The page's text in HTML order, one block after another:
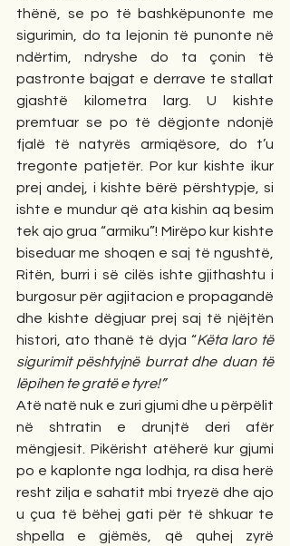
thënë, se po të bashkëpunonte me
sigurimin, do ta lejonin të punonte në
ndërtim, ndryshe do ta çonin të
pastronte bajgat e derrave te stallat
gjashtë kilometra larg. U kishte
premtuar se po të dëgjonte ndonjë
fjalë të natyrës armiqësore, do t’u
tregonte patjetër. Por kur kishte ikur
prej andej, i kishte bërë përshtypje, si
ishte e mundur që ata kishin aq besim
tek ajo grua “armiku”! Mirëpo kur kishte
biseduar me shoqen e saj të ngushtë,
Ritën, burri i së cilës ishte gjithashtu i
burgosur për agjitacion e propagandë
dhe kishte dëgjuar prej saj të njëjtën
histori, ato thanë të dyja “Këta laro të
sigurimit pështyjnë burrat dhe duan të
lëpihen te gratë e tyre!”
Atë natë nuk e zuri gjumi dhe u përpëlit
në shtratin e drunjtë deri afër
mëngjesit. Pikërisht atëherë kur gjumi
po e kaplonte nga lodhja, ra disa herë
resht zilja e sahatit mbi tryezë dhe ajo
u çua të bëhej gati për të shkuar te
shpella e gjëmës, që quhej zyrë